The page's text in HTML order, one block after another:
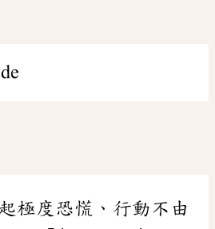
極度恐慌、行動不由